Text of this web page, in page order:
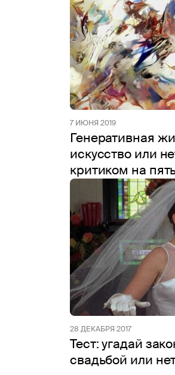
7 ИЮНЯ 2019
Генеративная
искусство или
критиком на
28 ДЕКАБРЯ 2017
Тест: угадай
свадьбой или